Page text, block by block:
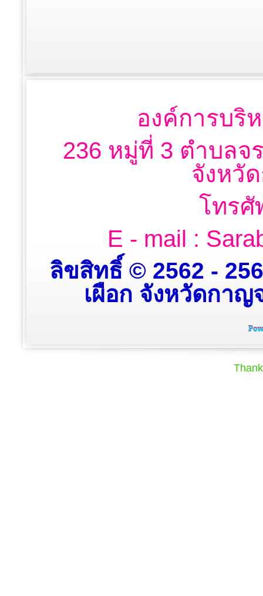
องค์การบริ
236 หมู่ที่ 3 ตำบลจ
จังหวั
โทรศั
E - mail :
ลิขสิทธิ์ © 2562 -
เผือก จังหวัดกา